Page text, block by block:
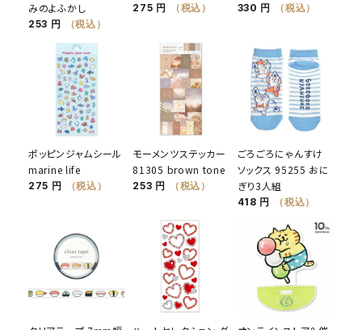
みのよふかし
253 円 （税込）
275 円 （税込） 330 円 （税込）
ポッピンジャムシール
marine life
275 円 （税込）
モーメンツステッカー
81305 brown tone
253 円 （税込）
ごろごろにゃんすけ
ソックス 95255 おに
ぎり3人組
418 円 （税込）